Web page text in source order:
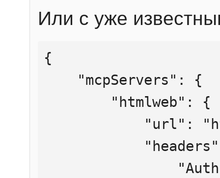
Или с уже
{